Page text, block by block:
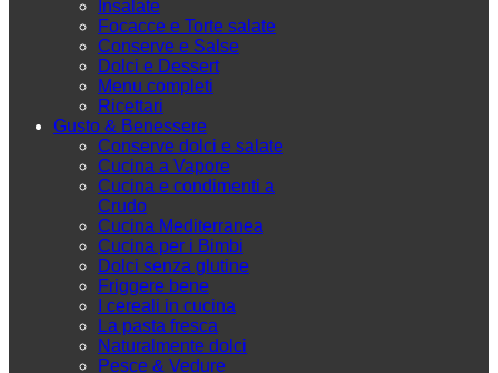
Insalate
Focacce e Torte salate
Conserve e Salse
Dolci e Dessert
Menu completi
Ricettari
Gusto & Benessere
Conserve dolci e salate
Cucina a Vapore
Cucina e condimenti a
Crudo
Cucina Mediterranea
Cucina per i Bimbi
Dolci senza glutine
Friggere bene
I cereali in cucina
La pasta fresca
Naturalmente dolci
Pesce & Vedure